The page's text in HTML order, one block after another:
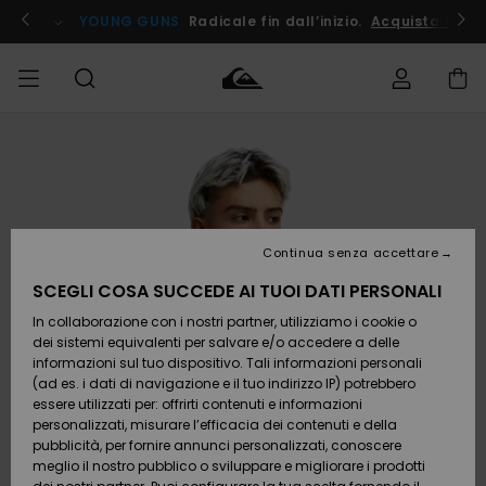
informazioni
prodotto
! YOUNG GUNS Radicale fin dall’inizio. Acquista Ora
Abbigliamento
Accessori
Calzature
e
infradito
Surf /
Acqua
Abbigliamento
Accessori
Calzature
e
infradito
Surf /
Acqua
Nuovi
Da
Scoprire
Snow
SURF
Surf Shop
Uomo
Highlights
Comunità
SNOW
Shop
Uomo
Shop
Snow
Shop
Donna
OUTLET
Outlet
Uomo
Outlet
Donna
ordine
Spedizione
Pagamento
Buono regalo
Quiksilver
Freedom
SCEGLI COSA SUCCEDE AI TUOI DATI PERSONALI
In collaborazione con i nostri partner, utilizziamo i cookie o
dei sistemi equivalenti per salvare e/o accedere a delle
informazioni sul tuo dispositivo. Tali informazioni personali
(ad es. i dati di navigazione e il tuo indirizzo IP) potrebbero
essere utilizzati per: offrirti contenuti e informazioni
personalizzati, misurare l’efficacia dei contenuti e della
pubblicità, per fornire annunci personalizzati, conoscere
meglio il nostro pubblico o sviluppare e migliorare i prodotti
Continua senza accettare